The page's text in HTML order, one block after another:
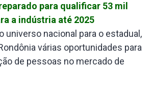
para qualificar 53 mil
a indústria até 2025
universo nacional para o estadual,
várias oportunidades para
de pessoas no mercado de